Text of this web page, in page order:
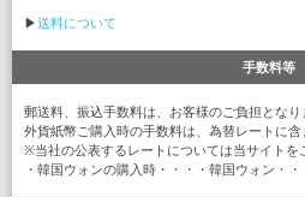
▶送料について
手数料等
郵送料、振込手数料は、お客様のご負担となり
外貨紙幣ご購入時の手数料は、為替レートに含
※当社の公表するレートについては当サイトを
・韓国ウォンの購入時・・・・韓国ウォン・